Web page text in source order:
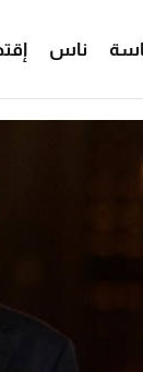
ناس